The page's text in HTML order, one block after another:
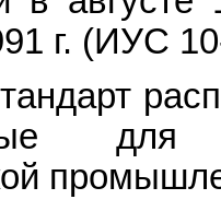
г. (ИУС